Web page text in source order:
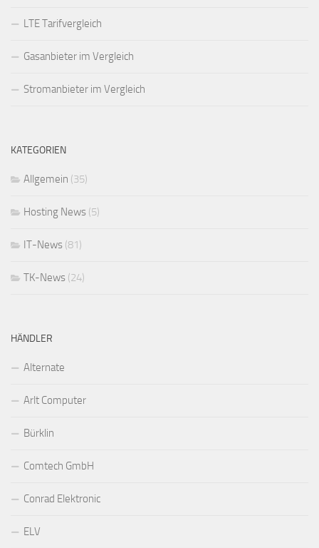
LTE Tarifvergleich
Gasanbieter im Vergleich
Stromanbieter im Vergleich
KATEGORIEN
Allgemein (35)
Hosting News (5)
IT-News (81)
TK-News (24)
HÄNDLER
Alternate
Arlt Computer
Bürklin
Comtech GmbH
Conrad Elektronic
ELV